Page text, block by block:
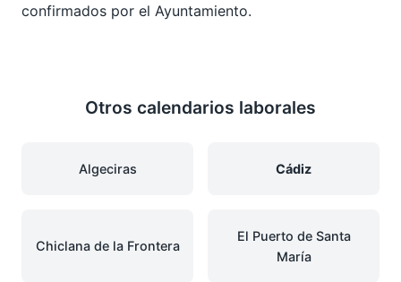
confirmados por el Ayuntamiento.
Otros calendarios laborales
Algeciras Cádiz
Chiclana de la Frontera
El Puerto de Santa
María